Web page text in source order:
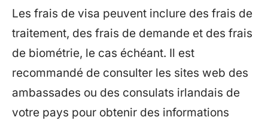
Les frais de visa peuvent inclure des frais de
traitement, des frais de demande et des frais
de biométrie, le cas échéant. Il est
recommandé de consulter les sites web des
ambassades ou des consulats irlandais de
votre pays pour obtenir des informations